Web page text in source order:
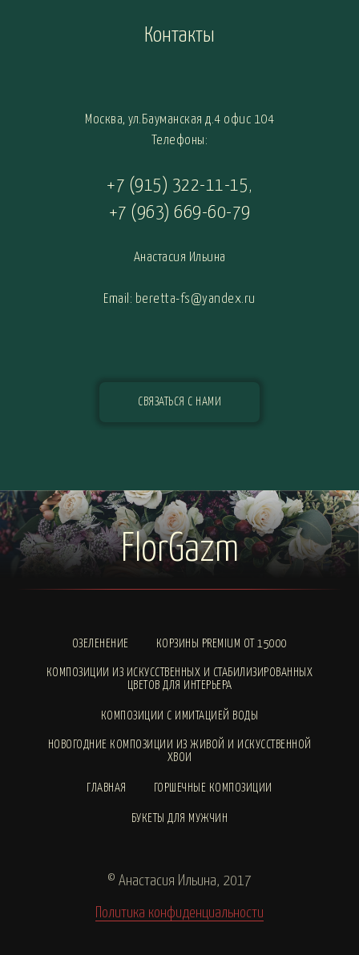
Контакты
Москва, ул.Бауманская д.4 офис 104
Телефоны:
+7 (915) 322-11-15,
+7 (963) 669-60-79
Анастасия Ильина
Email: beretta-fs@yandex.ru
СВЯЗАТЬСЯ С НАМИ
FlorGazm
ОЗЕЛЕНЕНИЕ КОРЗИНЫ PREMIUM ОТ 15000
КОМПОЗИЦИИ ИЗ ИСКУССТВЕННЫХ И СТАБИЛИЗИРОВАННЫХ
ЦВЕТОВ ДЛЯ ИНТЕРЬЕРА
КОМПОЗИЦИИ С ИМИТАЦИЕЙ ВОДЫ
НОВОГОДНИЕ КОМПОЗИЦИИ ИЗ ЖИВОЙ И ИСКУССТВЕННОЙ
ХВОИ
ГЛАВНАЯ ГОРШЕЧНЫЕ КОМПОЗИЦИИ
БУКЕТЫ ДЛЯ МУЖЧИН
© Анастасия Ильина, 2017
Политика конфиденциальности